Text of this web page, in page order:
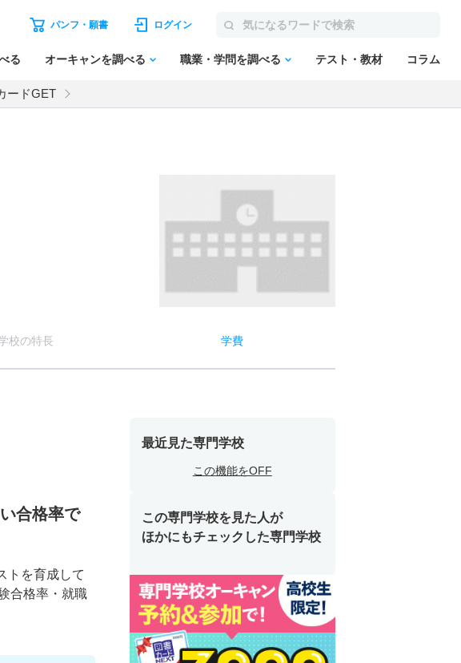
パンフ・願書 ログイン
る オーキャンを調べる 職業・学問を調べる テスト・教材 コラム
ードGET
校の特長 学費
合格率で
トを育成して
合格率・就職
最近見た専門学校
この機能をOFF
この専門学校を見た人が
ほかにもチェックした専門学校